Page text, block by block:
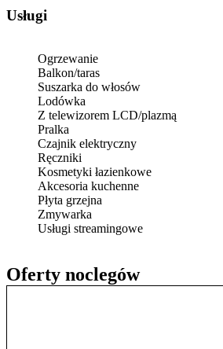
Oferty noclegów
Usługi
Ogrzewanie
Balkon/taras
Suszarka do włosów
Lodówka
Z telewizorem LCD/plazmą
Pralka
Czajnik elektryczny
Ręczniki
Kosmetyki łazienkowe
Akcesoria kuchenne
Płyta grzejna
Zmywarka
Usługi streamingowe